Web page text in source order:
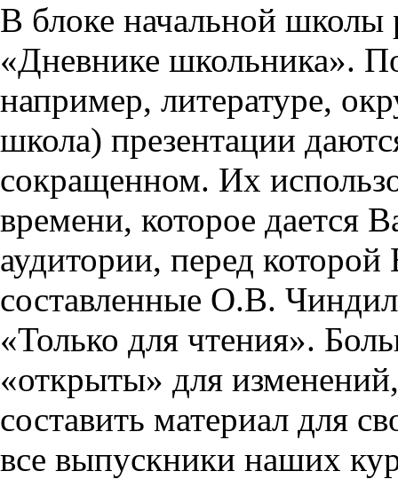
В блоке начальной школы
«Дневнике школьника».
например, литературе,
школа) презентации
сокращенном. Их
времени, которое дается
аудитории, перед
составленные О.В.
«Только для чтения».
«открыты» для
составить материал для
все выпускники наших